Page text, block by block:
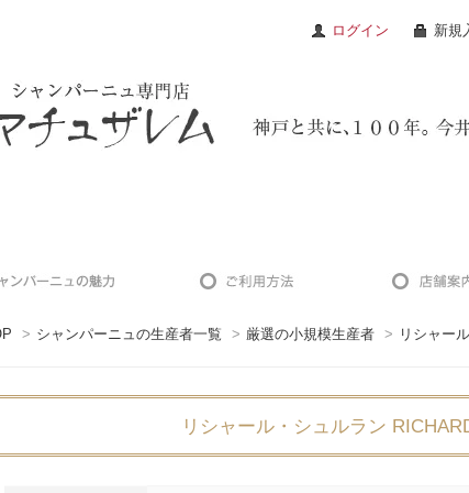
ログイン 新規
> シャンパーニュの生産者一覧 > 厳選の小規模生産者 > リシャー
リシャール・シュルラン